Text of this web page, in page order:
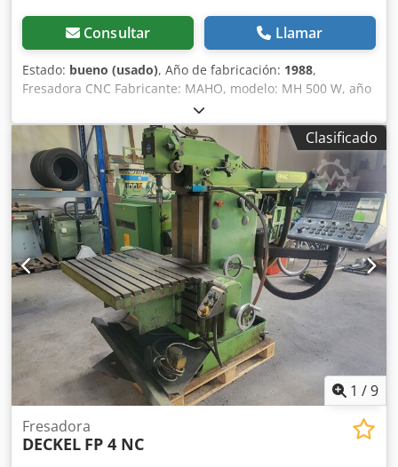
Consultar Llamar
Estado: bueno (usado), Año de fabricación: 1988,
Fresadora CNC Fabricante: MAHO, modelo: MH 500 W, año
de fabricación: 1988, control: Heidenhain TNC 232 B.
Equipada con contrapunto para fresado horizontal. Cono
del husillo: ISO 40 Velocidad del husillo: de 20 a 4000 rpm,
con ajuste continuo Avances: de 1 a 3000 mm/min
Crsdpsich Ehsfx Ahmof Recorridos: X 500 mm, Y 380 mm, Z
350 mm Mesa: 700 mm x 350 mm Peso: aprox. 2000 kg.
Documentación de la máquina disponible. La máquina
está lista para demostración.
Clasificado
1 /9
Fresadora
DECKEL FP 4 NC